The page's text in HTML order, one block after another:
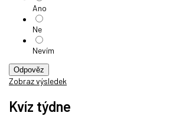
Ano
Ne
Nevím
Odpověz
Zobraz výsledek
Kvíz týdne